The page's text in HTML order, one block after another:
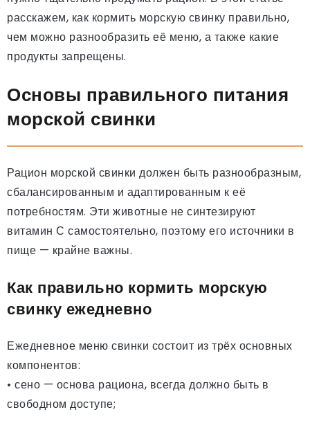
расскажем, как кормить морскую свинку правильно,
чем можно разнообразить её меню, а также какие
продукты запрещены.
Основы правильного питания
морской свинки
Рацион морской свинки должен быть разнообразным,
сбалансированным и адаптированным к её
потребностям. Эти животные не синтезируют
витамин С самостоятельно, поэтому его источники в
пище — крайне важны.
Как правильно кормить морскую
свинку ежедневно
Ежедневное меню свинки состоит из трёх основных
компонентов:
• сено — основа рациона, всегда должно быть в
свободном доступе;